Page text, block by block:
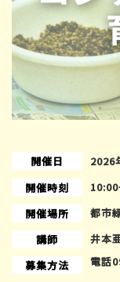
開催日
2026
開催時刻
開催場所
都市
講師
井本
募集方法
電話